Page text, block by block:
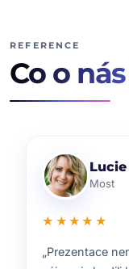
REFERENCE
Co o
Klára
★★★★★
„Rychlá